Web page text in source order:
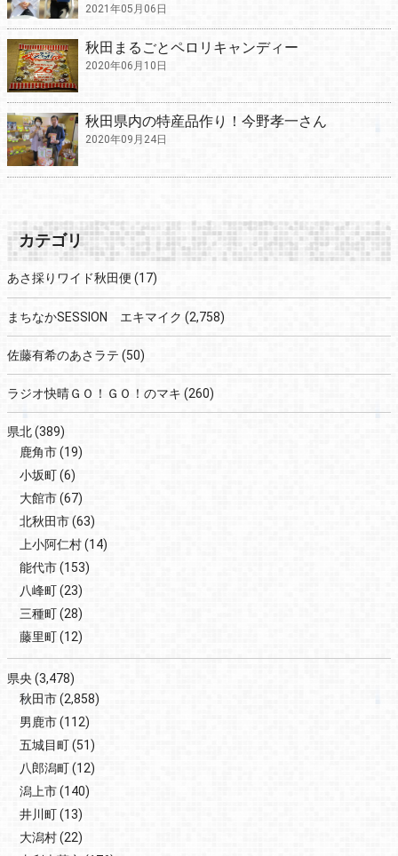
2021年05月06日
秋田まるごとペロリキャンディー
2020年06月10日
秋田県内の特産品作り！今野孝一さん
2020年09月24日
カテゴリ
あさ採りワイド秋田便 (17)
まちなかSESSION エキマイク (2,758)
佐藤有希のあさラテ (50)
ラジオ快晴ＧＯ！ＧＯ！のマキ (260)
県北(389)
鹿角市(19)
小坂町(6)
大館市(67)
北秋田市(63)
上小阿仁村(14)
能代市(153)
八峰町(23)
三種町(28)
藤里町(12)
県央 (3,478)
秋田市(2,858)
男鹿市(112)
五城目町(51)
八郎潟町(12)
潟上市(140)
井川町(13)
大潟村(22)